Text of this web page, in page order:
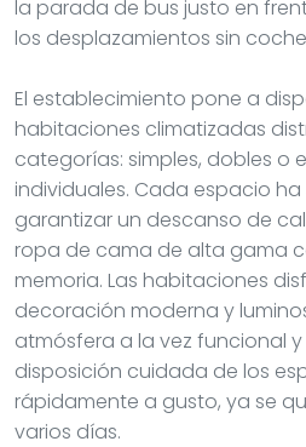
la parada de bus justo en
los desplazamientos sin
El establecimiento pone a
habitaciones climatizadas
categorías: simples, dobles o
individuales. Cada espacio
garantizar un descanso de
ropa de cama de alta gama
memoria. Las habitaciones
decoración moderna y
atmósfera a la vez funcional
disposición cuidada de los
rápidamente a gusto, ya se
varios días.